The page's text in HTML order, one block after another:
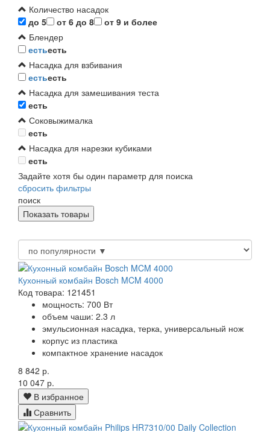
Количество насадок
до 5
от 6 до 8
от 9 и более
Блендер
естьесть
Насадка для взбивания
естьесть
Насадка для замешивания теста
есть
Соковыжималка
есть
Насадка для нарезки кубиками
есть
Задайте хотя бы один параметр для поиска
сбросить фильтры
поиск
Кухонный комбайн Bosch MCM 4000
Код товара: 121451
мощность: 700 Вт
объем чаши: 2.3 л
эмульсионная насадка, терка, универсальный нож
корпус из пластика
компактное хранение насадок
8 842 р.
10 047 р.
В избранное
Сравнить